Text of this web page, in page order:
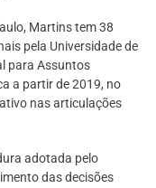
Martins tem 38
pela Universidade de
para Assuntos
a partir de 2019, no
nas articulações
adotada pelo
das decisões